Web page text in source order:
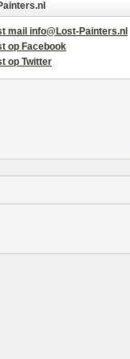
mail info@Lost-Painters.nl
op Facebook
op Twitter